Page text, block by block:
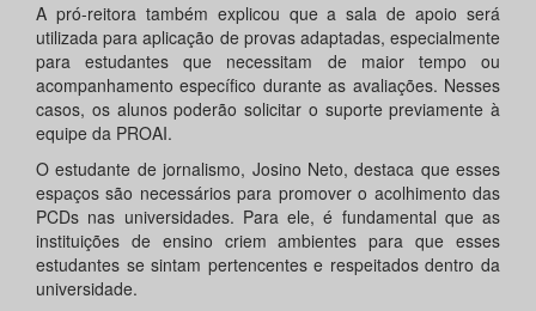
A pró-reitora também explicou que a sala de apoio será
utilizada para aplicação de provas adaptadas, especialmente
para estudantes que necessitam de maior tempo ou
acompanhamento específico durante as avaliações. Nesses
casos, os alunos poderão solicitar o suporte previamente à
equipe da PROAI.
O estudante de jornalismo, Josino Neto, destaca que esses
espaços são necessários para promover o acolhimento das
PCDs nas universidades. Para ele, é fundamental que as
instituições de ensino criem ambientes para que esses
estudantes se sintam pertencentes e respeitados dentro da
universidade.